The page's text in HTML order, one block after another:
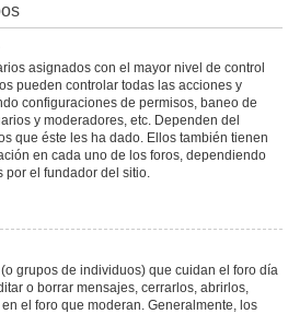
asignados con el mayor nivel de control
pueden controlar todas las acciones y
configuraciones de permisos, baneo de
y moderadores, etc. Dependen del
que éste les ha dado. Ellos también tienen
en cada uno de los foros, dependiendo
por el fundador del sitio.
grupos de individuos) que cuidan el foro día
o borrar mensajes, cerrarlos, abrirlos,
el foro que moderan. Generalmente, los